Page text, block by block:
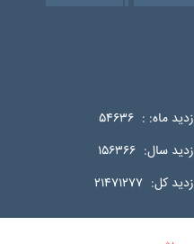
ماه: : ۵۴۶۳۶
سال: ۱۵۶۳۶۶
کل: ۲۱۴۷۱۲۷۷